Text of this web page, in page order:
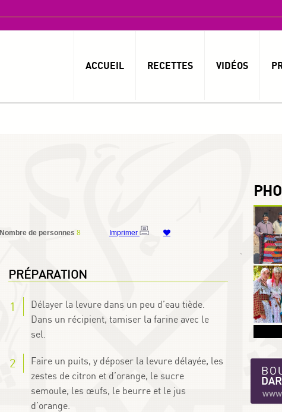
ACCUEIL RECETTES VIDÉOS
Nombre de personnes 8 Imprimer
PRÉPARATION
Délayer la levure dans un peu d’eau tiède.
Dans un récipient, tamiser la farine avec le
sel.
Faire un puits, y déposer la levure délayée, les
zestes de citron et d’orange, le sucre
semoule, les œufs, le beurre et le jus
d’orange.
1